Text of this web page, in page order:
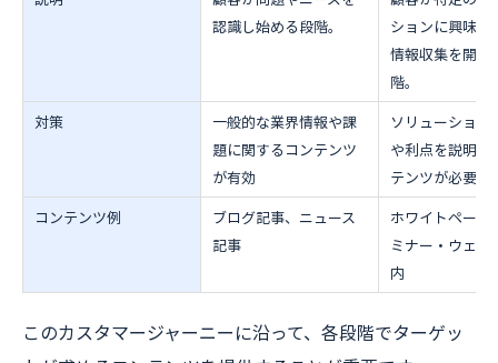
認識し始める段階。
ションに興味を
情報収集を開始
階。
対策
一般的な業界情報や課
題に関するコンテンツ
が有効
ソリューション
や利点を説明す
テンツが必要。
コンテンツ例
ブログ記事、ニュース
記事
ホワイトペーパ
ミナー・ウェビ
内
このカスタマージャーニーに沿って、各段階でターゲッ